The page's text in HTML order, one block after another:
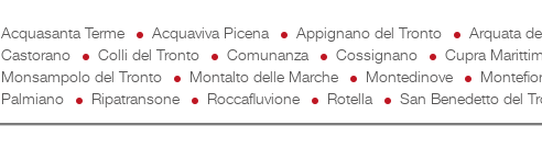
Acquasanta Terme Acquaviva Picena Appignano del Tronto Arquata
Castorano
Colli del Tronto Comunanza Cossignano Cupra
Monsampolo del Tronto
Montalto delle Marche Montedinove
Palmiano
Ripatransone Roccafluvione Rotella San Benedetto del